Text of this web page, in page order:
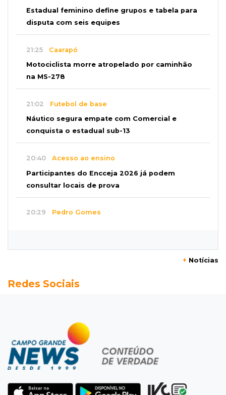
Estadual feminino define grupos e tabela para
disputa com seis equipes
21:25 Caarapó
Motociclista morre atropelado por caminhão
na MS-278
21:02 Futebol de base
Náutico segura empate com Comercial e
conquista o estadual sub-13
20:40 Acesso ao ensino
Participantes do Encceja 2026 já podem
consultar locais de prova
20:29 Pedro Gomes
Pantanal treina em Goiânia antes de jogo que
Campeonato Brasileiro
Remo busca empate com Atlético-MG e segue
na zona de rebaixamento
Defesa diz que preso suspeito de sequestro
+ Notícias
Redes Sociais